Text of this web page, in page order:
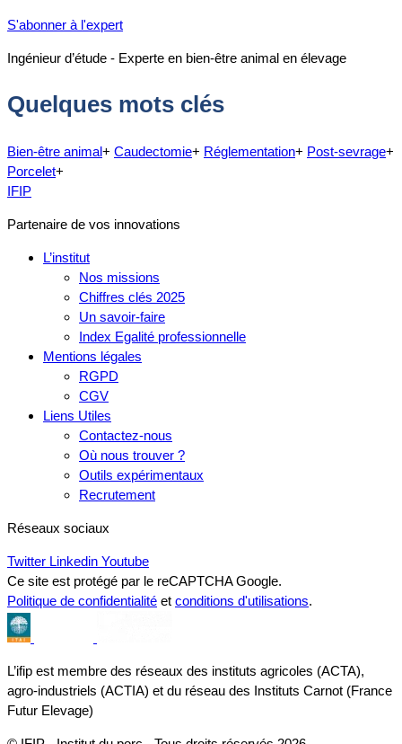
S'abonner à l'expert
Ingénieur d’étude - Experte en bien-être animal en élevage
Quelques mots clés
Bien-être animal+ Caudectomie+ Réglementation+ Post-sevrage+
Porcelet+
IFIP
Partenaire de vos innovations
L’institut
Nos missions
Chiffres clés 2025
Un savoir-faire
Index Egalité professionnelle
Mentions légales
RGPD
CGV
Liens Utiles
Contactez-nous
Où nous trouver ?
Outils expérimentaux
Recrutement
Réseaux sociaux
Twitter Linkedin Youtube
Ce site est protégé par le reCAPTCHA Google.
Politique de confidentialité et conditions d'utilisations.
L’ifip est membre des réseaux des instituts agricoles (ACTA),
agro-industriels (ACTIA) et du réseau des Instituts Carnot (France
Futur Elevage)